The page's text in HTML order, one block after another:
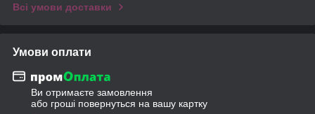
Всі умови доставки
Умови оплати
Ви отримаєте замовлення
або гроші повернуться на вашу картку